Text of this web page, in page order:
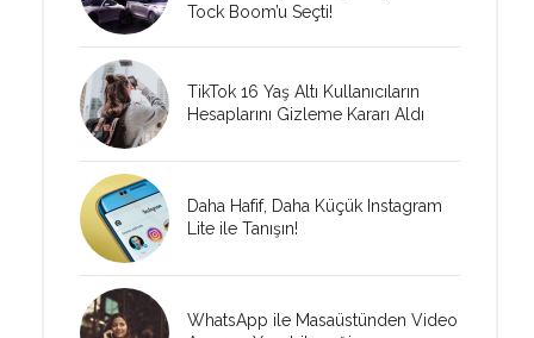
Tock Boom’u Seçti!
TikTok 16 Yaş Altı Kullanıcıların
Hesaplarını Gizleme Kararı Aldı
Daha Hafif, Daha Küçük Instagram
Lite ile Tanışın!
WhatsApp ile Masaüstünden Video